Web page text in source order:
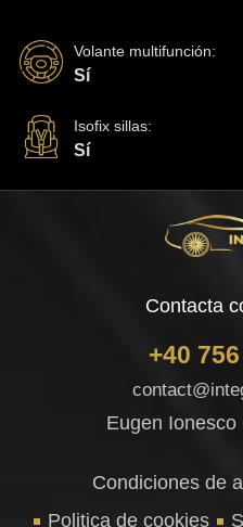
Volante multifunción:
Sí
Isofix sillas:
Sí
Contacta
+40
Eugen
Condiciones de
Politica de cookies